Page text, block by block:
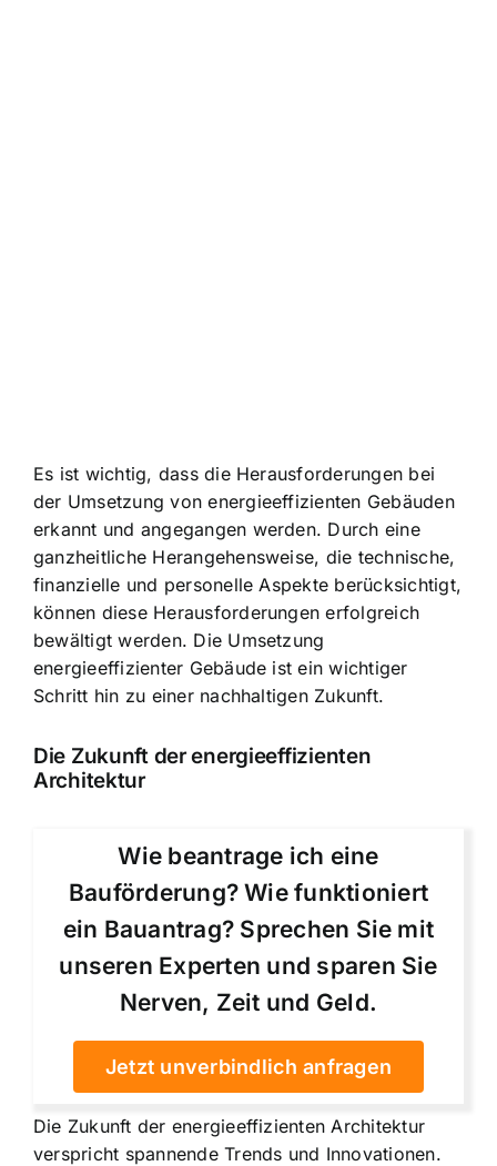
Es ist wichtig, dass die Herausforderungen bei
der Umsetzung von energieeffizienten Gebäuden
erkannt und angegangen werden. Durch eine
ganzheitliche Herangehensweise, die technische,
finanzielle und personelle Aspekte berücksichtigt,
können diese Herausforderungen erfolgreich
bewältigt werden. Die Umsetzung
energieeffizienter Gebäude ist ein wichtiger
Schritt hin zu einer nachhaltigen Zukunft.
Die Zukunft der energieeffizienten
Architektur
Wie beantrage ich eine
Bauförderung? Wie funktioniert
ein Bauantrag? Sprechen Sie mit
unseren Experten und sparen Sie
Nerven, Zeit und Geld.
Jetzt unverbindlich anfragen
Die Zukunft der energieeffizienten Architektur
verspricht spannende Trends und Innovationen.